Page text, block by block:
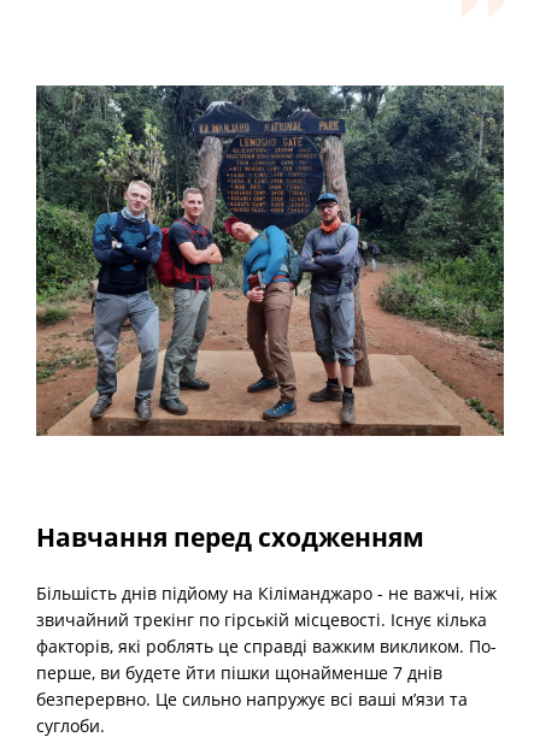
Навчання перед сходженням
Більшість днів підйому на Кіліманджаро - не важчі, ніж
звичайний трекінг по гірській місцевості. Існує кілька
факторів, які роблять це справді важким викликом. По-
перше, ви будете йти пішки щонайменше 7 днів
безперервно. Це сильно напружує всі ваші м’язи та
суглоби.